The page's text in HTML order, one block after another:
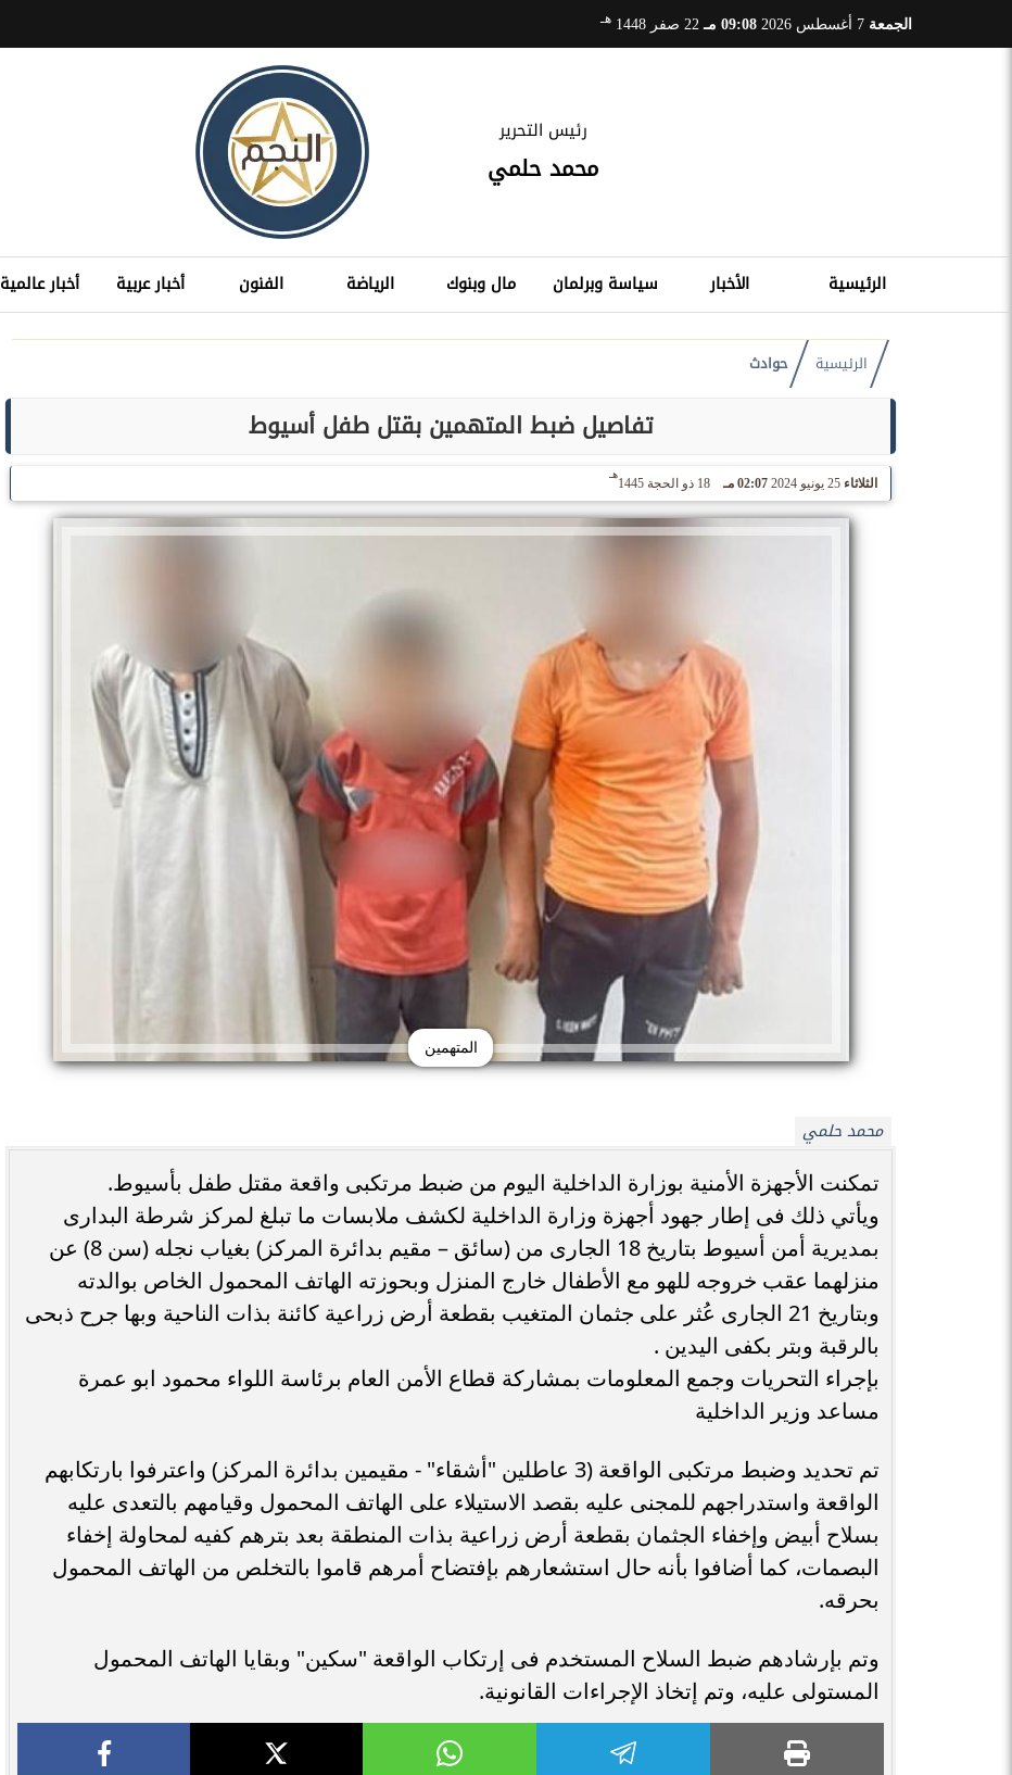
الجمعة 09:08 مـ 22 صفر 1448 هـ
رئيس التحرير
محمد حلمي
الرئيسية الأخبار سياسة وبرلمان مال وبنوك الرياضة الفنون أخبار عربية أخبار عالمية
الرئيسية حوادث
تفاصيل ضبط المتهمين بقتل طفل أسيوط
الثلاثاء 25 يونيو 2024 02:07 مـ 18 ذو الحجة 1445
هـ
المتهمين
محمد حلمي
تمكنت الأجهزة الأمنية بوزارة الداخلية اليوم من ضبط مرتكبى واقعة مقتل طفل بأسيوط.
ويأتي ذلك فى إطار جهود أجهزة وزارة الداخلية لكشف ملابسات ما تبلغ لمركز شرطة البدارى
بمديرية أمن أسيوط بتاريخ 18 الجارى من (سائق – مقيم بدائرة المركز) بغياب نجله (سن 8) عن
منزلهما عقب خروجه للهو مع الأطفال خارج المنزل وبحوزته الهاتف المحمول الخاص بوالدته
وبتاريخ 21 الجارى عُثر على جثمان المتغيب بقطعة أرض زراعية كائنة بذات الناحية وبها جرح ذبحى
بالرقبة وبتر بكفى اليدين .
بإجراء التحريات وجمع المعلومات بمشاركة قطاع الأمن العام برئاسة اللواء محمود ابو عمرة
مساعد وزير الداخلية
تم تحديد وضبط مرتكبى الواقعة (3 عاطلين "أشقاء" - مقيمين بدائرة المركز) واعترفوا بارتكابهم
الواقعة واستدراجهم للمجنى عليه بقصد الاستيلاء على الهاتف المحمول وقيامهم بالتعدى عليه
بسلاح أبيض وإخفاء الجثمان بقطعة أرض زراعية بذات المنطقة بعد بترهم كفيه لمحاولة إخفاء
البصمات، كما أضافوا بأنه حال استشعارهم بإفتضاح أمرهم قاموا بالتخلص من الهاتف المحمول
بحرقه.
وتم بإرشادهم ضبط السلاح المستخدم فى إرتكاب الواقعة "سكين" وبقايا الهاتف المحمول
المستولى عليه، وتم إتخاذ الإجراءات القانونية.